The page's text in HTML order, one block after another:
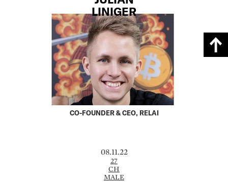
LINIGER
CO-FOUNDER & CEO, RELAI
08.11.22
27
CH
MALE